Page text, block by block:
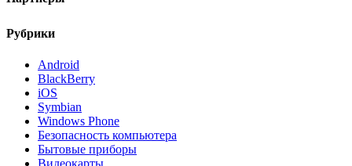
Рубрики
Android
BlackBerry
iOS
Symbian
Windows Phone
Безопасность компьютера
Бытовые приборы
Видеокарты